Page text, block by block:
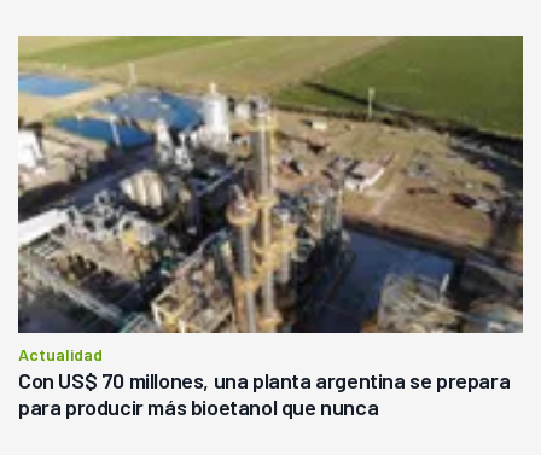
Actualidad
Con US$ 70 millones, una planta argentina se prepara
para producir más bioetanol que nunca